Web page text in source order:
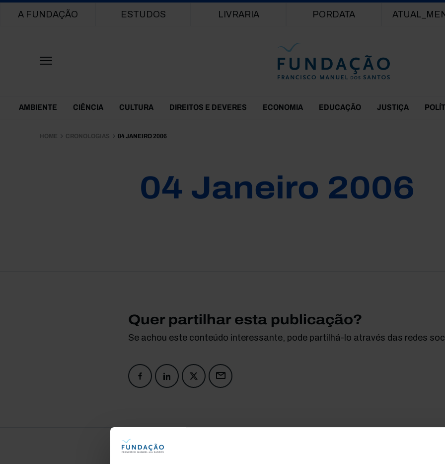
Main navigation
A FUNDAÇÃO ESTUDOS LIVRARIA PORDATA
Themes Menu
AMBIENTE CIÊNCIA CULTURA DIREITOS E DEVERES ECONOMIA EDUCAÇÃO JUSTIÇA
HOME CRONOLOGIAS 04 JANEIRO 2006
04 Janeiro 2006
Quer partilhar esta publicação?
Se achou este conteúdo interessante, pode partilhá-lo através das redes